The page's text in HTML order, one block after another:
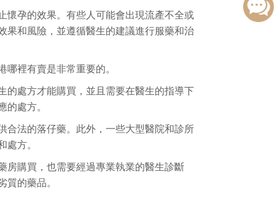
懷孕的效果。有些人可能會出現流產不全或
果和風險，並遵循醫生的建議進行服藥和治
裡有賣是非常重要的。
的處方才能購買，並且需要在醫生的指導下
的處方。
合法的落仔藥。此外，一些大型醫院和診所
處方。
房購買，也需要經過專業執業的醫生診斷
的藥品。